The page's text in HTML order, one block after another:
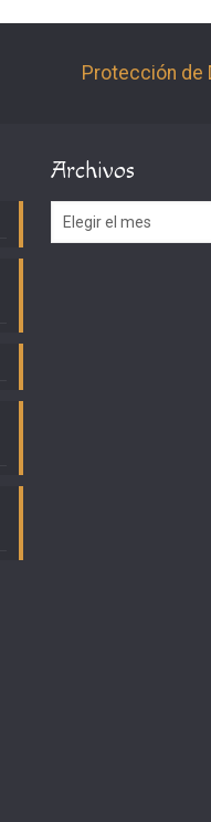
Protección de
Archivos
Archivos